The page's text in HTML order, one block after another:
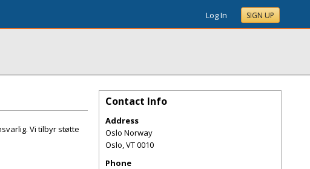
Log In SIGN UP
Vi tilbyr støtte
Contact Info
Address
Oslo Norway
Oslo,VT0010
Phone